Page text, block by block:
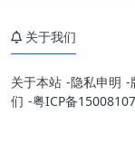
关于我们
关于本站 -隐私申明 -
们 -粤ICP备